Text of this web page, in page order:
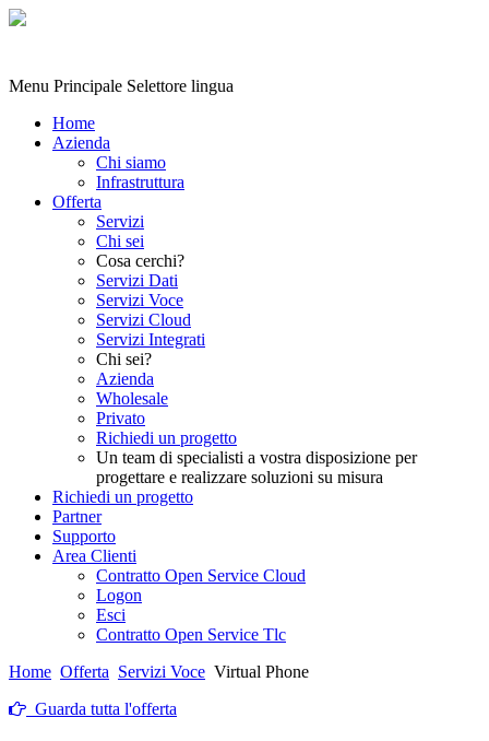
Menu Principale Selettore lingua
Home
Azienda
Chi siamo
Infrastruttura
Offerta
Servizi
Chi sei
Cosa cerchi?
Servizi Dati
Servizi Voce
Servizi Cloud
Servizi Integrati
Chi sei?
Azienda
Wholesale
Privato
Richiedi un progetto
Un team di specialisti a vostra disposizione per
progettare e realizzare soluzioni su misura
Richiedi un progetto
Partner
Supporto
Area Clienti
Contratto Open Service Cloud
Logon
Esci
Contratto Open Service Tlc
Home Offerta Servizi Voce Virtual Phone
Guarda tutta l'offerta